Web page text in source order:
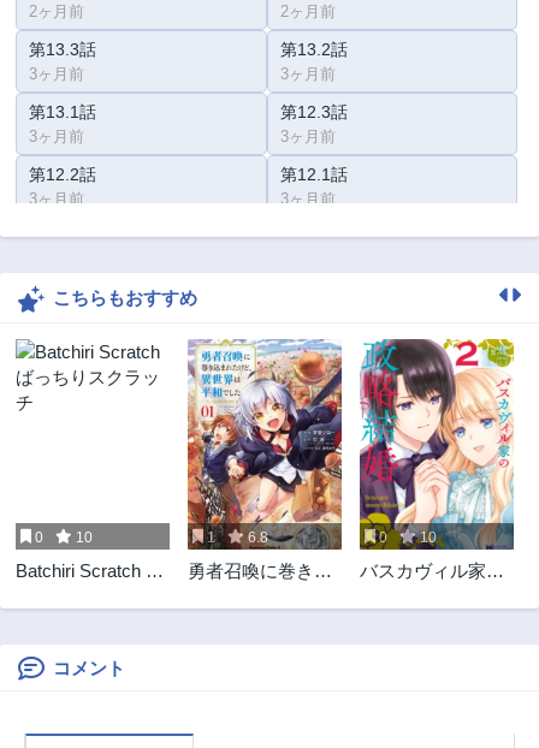
2ヶ月前 2ヶ月前
第13.3話
3ヶ月前
第13.2話
3ヶ月前
第13.1話
3ヶ月前
第12.3話
3ヶ月前
第12.2話
3ヶ月前
第12.1話
3ヶ月前
第11.3話 第11.2話
第11.1話
第9話
3ヶ月前
第8.5話
3ヶ月前
第7話
3ヶ月前
第5話
3ヶ月前
第4.5話
3ヶ月前
第4話
3ヶ月前
第3話 第2話
第1話
こちらもおすすめ
0 10
Batchiri Scratch ば
1 6.8
勇者召喚に巻き込
0 10
バスカヴィル家の
コメント